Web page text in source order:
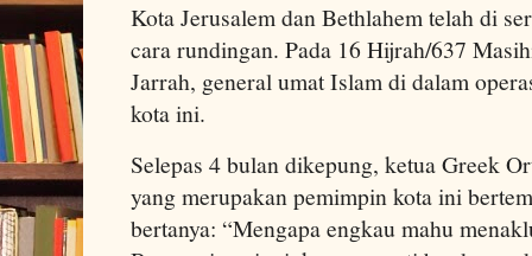
Kota Jerusalem dan Bethlahem telah di
cara rundingan. Pada 16 Hijrah/637
Jarrah, general umat Islam di dalam
kota ini.
Selepas 4 bulan dikepung, ketua Greek
yang merupakan pemimpin kota ini
bertanya: “Mengapa engkau mahu